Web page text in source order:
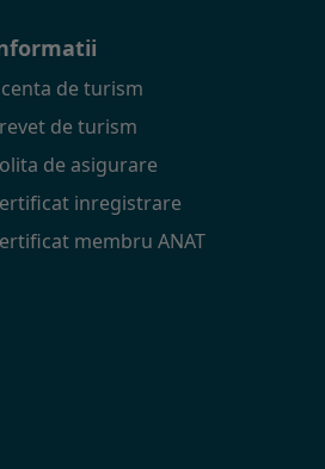
de turism
de turism
de asigurare
inregistrare
membru ANAT